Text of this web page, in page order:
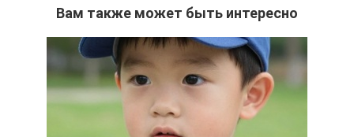
Вам также может быть интересно